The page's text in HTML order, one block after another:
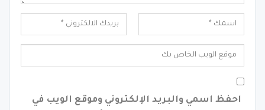
احفظ اسمي والبريد الإلكتروني وموقع الويب في